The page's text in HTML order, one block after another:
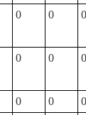
0 0 0
0 0 0
0 0 0